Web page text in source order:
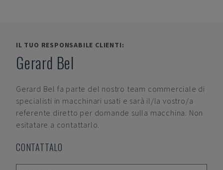
IL TUO RESPONSABILE CLIENTI:
Gerard Bel
Gerard Bel fa parte del nostro team commerciale di
specialisti in macchinari usati e sarà il/la vostro/a
referente diretto per domande sulla macchina. Non
esitatare a contattarlo.
CONTATTALO